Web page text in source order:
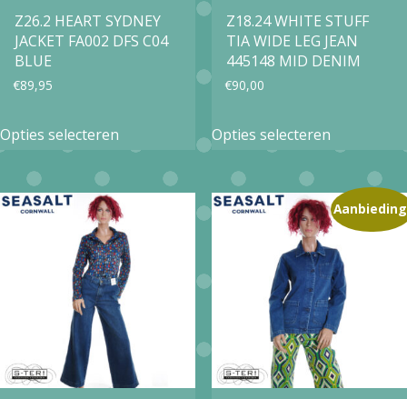
op
de
productpagina
op
de
Z26.2 HEART SYDNEY
JACKET FA002 DFS C04
BLUE
€89,95
Opties selecteren
product
meerdere
variaties.
Deze
optie
kan
gekozen
worden
Z18.24 WHITE STUFF
TIA WIDE LEG JEAN
445148 MID DENIM
€90,00
Opties selecteren
product
meerdere
variaties.
Deze
optie
kan
gekozen
worden